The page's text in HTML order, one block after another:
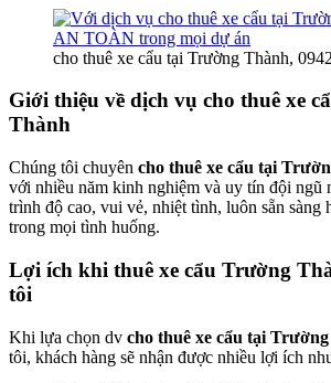
cho thuê xe cẩu tại Trường Thành,
Giới thiệu về dịch vụ cho thuê xe
Thành
Chúng tôi chuyên cho thuê xe cẩu tại
với nhiều năm kinh nghiệm và uy tín đội ngũ
trình độ cao, vui vẻ, nhiệt tình, luôn sẵn sàng
trong mọi tình huống.
Lợi ích khi thuê xe cẩu Trường
tôi
Khi lựa chọn dv cho thuê xe cẩu tại
tôi, khách hàng sẽ nhận được nhiều lợi ích